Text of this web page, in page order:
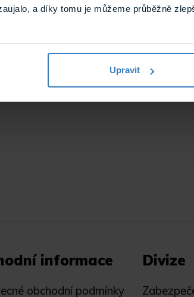
a díky tomu je můžeme průběžně
Upravit
informace
obchodní podmínky
Divize